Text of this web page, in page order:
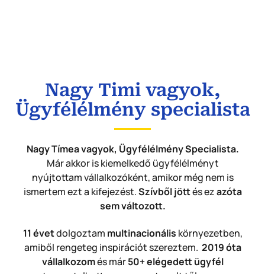
Nagy Timi vagyok,
Ügyfélélmény specialista
Nagy Tímea vagyok, Ügyfélélmény Specialista.
Már akkor is kiemelkedő ügyfélélményt
nyújtottam vállalkozóként, amikor még nem is
ismertem ezt a kifejezést.Szívből jöttés ezazóta
sem változott.
11 évetdolgoztam multinacionális környezetben,
amiből rengeteg inspirációt szereztem. 2019 óta
vállalkozomés már50+ elégedett ügyfél